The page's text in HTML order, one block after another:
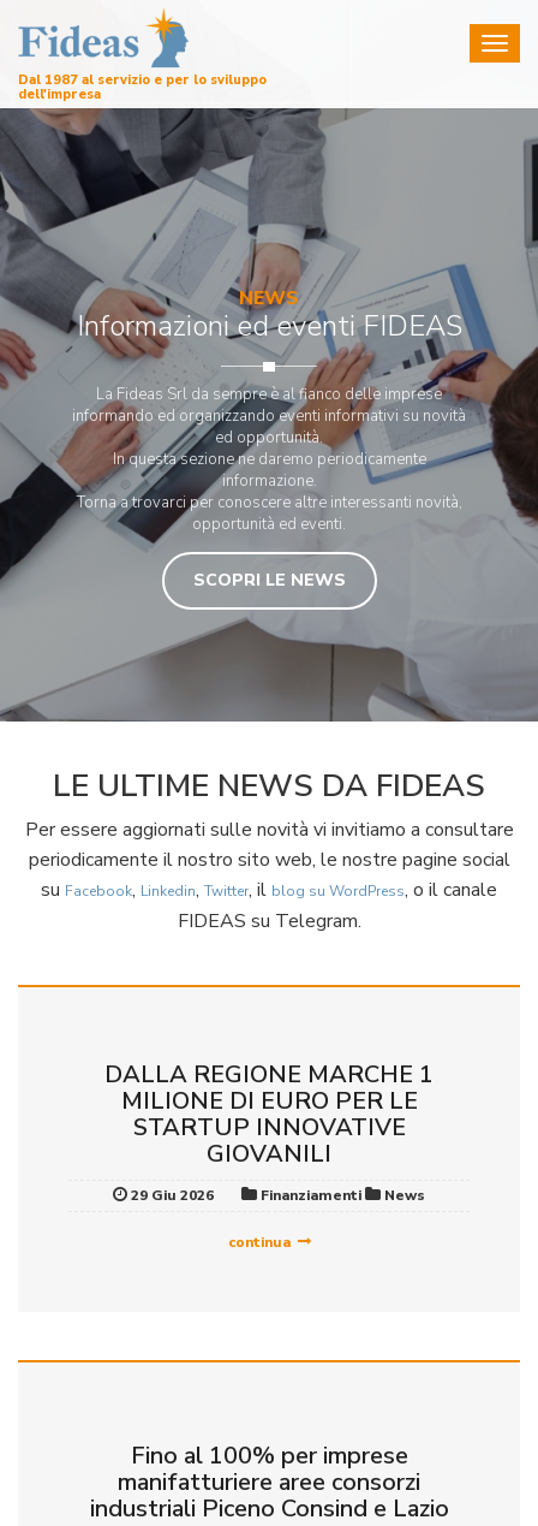
Dal 1987 al servizio e per lo sviluppo
dell'impresa
NEWS
Informazioni ed eventi FIDEAS
La Fideas Srl da sempre è al fianco delle imprese
informando ed organizzando eventi informativi su novità
ed opportunità.
In questa sezione ne daremo periodicamente
informazione.
Torna a trovarci per conoscere altre interessanti novità,
opportunità ed eventi.
SCOPRI LE NEWS
LE ULTIME NEWS DA FIDEAS
Per essere aggiornati sulle novità vi invitiamo a consultare
periodicamente il nostro sito web, le nostre pagine social
su Facebook, Linkedin, Twitter, il blog su WordPress, o il canale
FIDEAS su Telegram.
DALLA REGIONE MARCHE 1
MILIONE DI EURO PER LE
STARTUP INNOVATIVE
GIOVANILI
29 Giu 2026 Finanziamenti News
continua
Fino al 100% per imprese
manifatturiere aree consorzi
industriali Piceno Consind e Lazio